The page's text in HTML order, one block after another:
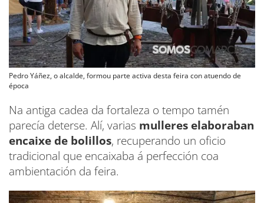
Pedro Yáñez, o alcalde, formou parte activa desta feira con atuendo de
época
Na antiga cadea da fortaleza o tempo tamén
parecía deterse. Alí, varias mulleres elaboraban
encaixe de bolillos, recuperando un oficio
tradicional que encaixaba á perfección coa
ambientación da feira.